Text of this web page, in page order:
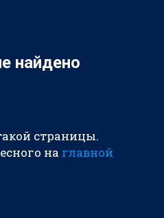
найдено
страницы.
на главной